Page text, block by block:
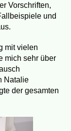
Vorschriften,
und
mit vielen
mich sehr über
Natalie
der gesamten